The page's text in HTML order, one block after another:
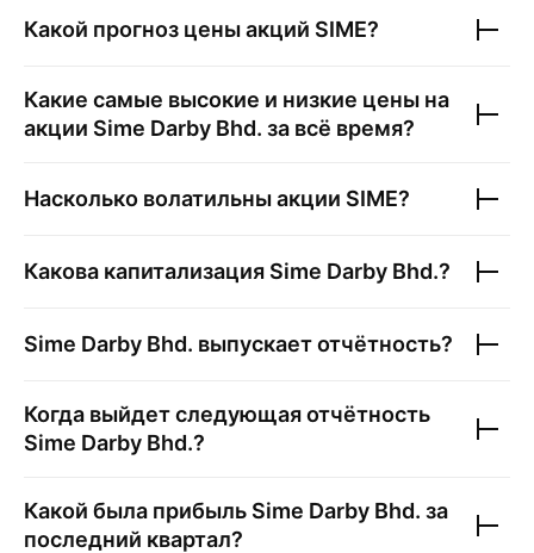
Какой прогноз цены акций SIME?
Какие самые высокие и низкие цены на
акции Sime Darby Bhd. за всё время?
Насколько волатильны акции SIME?
Какова капитализация Sime Darby Bhd.?
Sime Darby Bhd. выпускает отчётность?
Когда выйдет следующая отчётность
Sime Darby Bhd.?
Какой была прибыль Sime Darby Bhd. за
последний квартал?